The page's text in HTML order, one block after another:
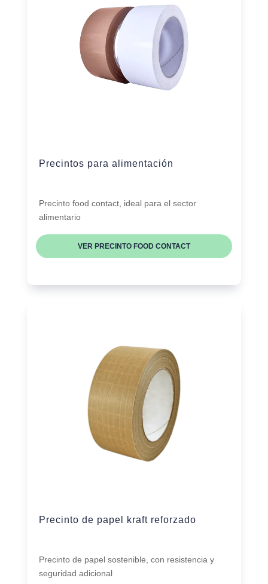
Precintos para alimentación
Precinto food contact, ideal para el sector
alimentario
VER PRECINTO FOOD CONTACT
Precinto de papel kraft reforzado
Precinto de papel sostenible, con resistencia y
seguridad adicional